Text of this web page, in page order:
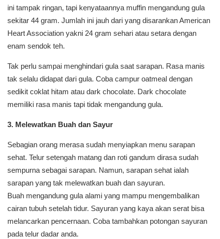
ini tampak ringan, tapi kenyataannya muffin mengandung gula
sekitar 44 gram. Jumlah ini jauh dari yang disarankan American
Heart Association yakni 24 gram sehari atau setara dengan
enam sendok teh.
Tak perlu sampai menghindari gula saat sarapan. Rasa manis
tak selalu didapat dari gula. Coba campur oatmeal dengan
sedikit coklat hitam atau dark chocolate. Dark chocolate
memiliki rasa manis tapi tidak mengandung gula.
3. Melewatkan Buah dan Sayur
Sebagian orang merasa sudah menyiapkan menu sarapan
sehat. Telur setengah matang dan roti gandum dirasa sudah
sempurna sebagai sarapan. Namun, sarapan sehat ialah
sarapan yang tak melewatkan buah dan sayuran.
Buah mengandung gula alami yang mampu mengembalikan
cairan tubuh setelah tidur. Sayuran yang kaya akan serat bisa
melancarkan pencernaan. Coba tambahkan potongan sayuran
pada telur dadar anda.